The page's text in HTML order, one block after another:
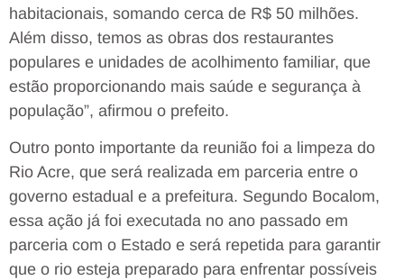
habitacionais, somando cerca de R$ 50 milhões.
Além disso, temos as obras dos restaurantes
populares e unidades de acolhimento familiar, que
estão proporcionando mais saúde e segurança à
população”, afirmou o prefeito.
Outro ponto importante da reunião foi a limpeza do
Rio Acre, que será realizada em parceria entre o
governo estadual e a prefeitura. Segundo Bocalom,
essa ação já foi executada no ano passado em
parceria com o Estado e será repetida para garantir
que o rio esteja preparado para enfrentar possíveis